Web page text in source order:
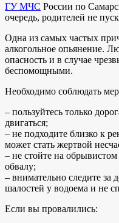
ГУ МЧС России по
очередь, родителей не
Одна из самых частых
алкогольное опьянение.
опасность и в случае
беспомощными.
Необходимо соблюдать
– пользуйтесь только
двигаться;
– не подходите близко к
может стать жертвой
– не стойте на
обвалу;
– внимательно следите за
шалостей у водоема и не
Если вы провалились: